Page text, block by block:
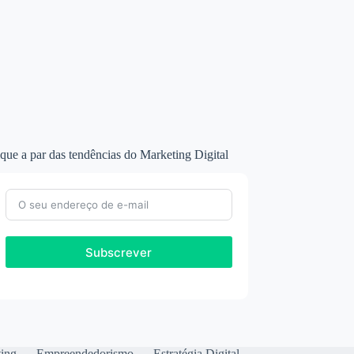
a par das tendências do Marketing Digital
Subscrever